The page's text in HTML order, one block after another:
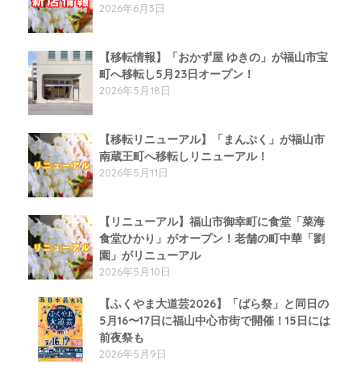
2026年6月3日
【移転情報】「おかず屋 ゆきの」が福山市宝
町へ移転し5月23日オープン！
2026年5月18日
【移転リニューアル】「まんぷく」が福山市
南蔵王町へ移転しリニューアル！
2026年5月11日
【リニューアル】福山市御幸町に食堂「菜海
食堂ひかり」がオープン！老舗の町中華「劉
園」がリニューアル
2026年5月10日
【ふくやま大道芸2026】「ばら祭」と同日の
5月16〜17日に福山中心市街で開催！15日には
前夜祭も
2026年5月9日